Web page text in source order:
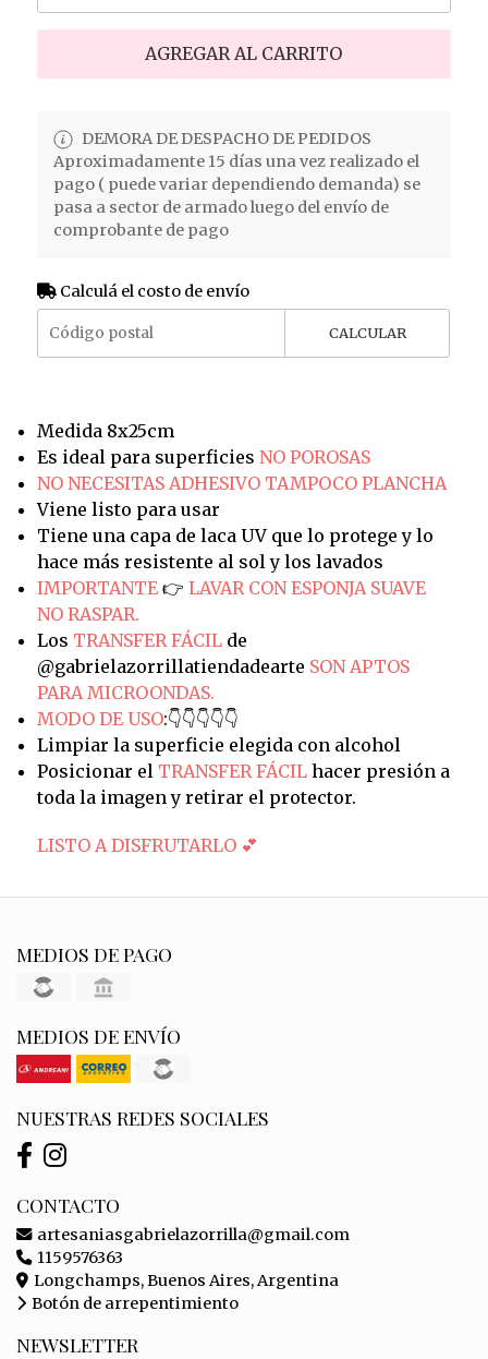
AGREGAR AL CARRITO
DEMORA DE DESPACHO DE PEDIDOS
Aproximadamente 15 días una vez realizado el
pago ( puede variar dependiendo demanda) se
pasa a sector de armado luego del envío de
comprobante de pago
Calculá el costo de envío
CALCULAR
Medida 8x25cm
Es ideal para superficies NO POROSAS
NO NECESITAS ADHESIVO TAMPOCO PLANCHA
Viene listo para usar
Tiene una capa de laca UV que lo protege y lo
hace más resistente al sol y los lavados
IMPORTANTE 👉 LAVAR CON ESPONJA SUAVE
NO RASPAR.
Los TRANSFER FÁCILde
@gabrielazorrillatiendadearte SON APTOS
PARA MICROONDAS.
MODO DE USO:👇👇👇👇👇
Limpiar la superficie elegida con alcohol
Posicionar el TRANSFER FÁCILhacer presión a
toda la imagen y retirar el protector.
LISTO A DISFRUTARLO 💕
MEDIOS DE PAGO
MEDIOS DE ENVÍO
NUESTRAS REDES SOCIALES
CONTACTO
artesaniasgabrielazorrilla@gmail.com
1159576363
Longchamps, Buenos Aires, Argentina
Botón de arrepentimiento
NEWSLETTER